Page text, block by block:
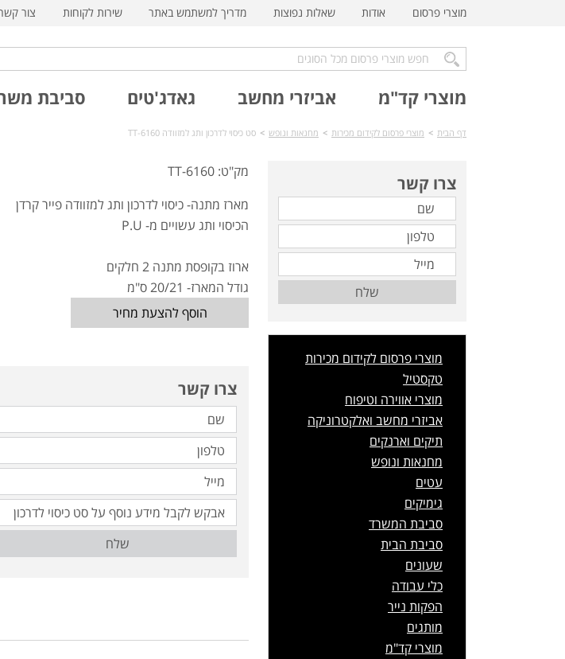
מוצרי פרסום אודות שאלות נפוצות מדריך למשתמש באתר שירות לקוחות צור
מוצרי קד"מ אביזרי מחשב גאדג'טים סביבת
דף הבית > מוצרי פרסום לקידום מכירות > מחנאות ונופש > סט כיסוי לדרכון ותג למזוודה TT-6160
מק"ט: TT-6160
מארז מתנה- כיסוי לדרכון ותג למזוודה פייר קרדן
הכיסוי ותג עשויים מ- P.U
ארוז בקופסת מתנה 2 חלקים
גודל המארז- 20/21 ס"מ
הוסף להצעת מחיר
צרו קשר
שלח
צרו קשר
שלח
מוצרי פרסום לקידום מכירות
טקסטיל
מוצרי אווירה וטיפוח
אביזרי מחשב ואלקטרוניקה
תיקים וארנקים
מחנאות ונופש
עטים
גימיקים
סביבת המשרד
סביבת הבית
שעונים
כלי עבודה
הפקות נייר
מותגים
מוצרי קד"מ